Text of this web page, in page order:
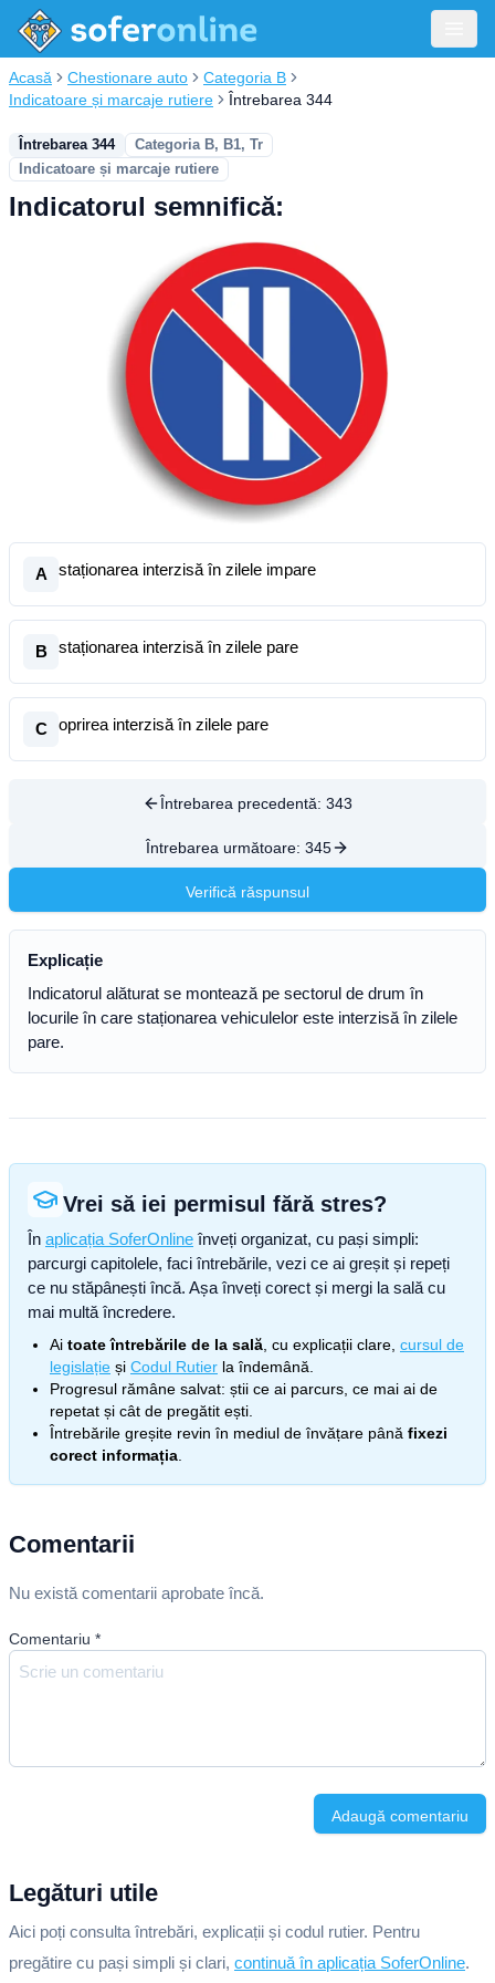
Acasă Chestionare auto
Categoria B
Indicatoare și marcaje rutiere
Întrebarea 344
Întrebarea 344
Categoria B, B1, Tr
Indicatoare și marcaje rutiere
Indicatorul semnifică:
A staționarea interzisă în zilele impare
B staționarea interzisă în zilele pare
C oprirea interzisă în zilele pare
Întrebarea precedentă: 343
Întrebarea următoare: 345
Verifică răspunsul
Explicație
Indicatorul alăturat se montează pe sectorul de drum în
locurile în care staționarea vehiculelor este interzisă în zilele
pare.
Vrei să iei permisul fără stres?
În aplicația SoferOnline înveți organizat, cu pași simpli:
parcurgi capitolele, faci întrebările, vezi ce ai greșit și repeți
ce nu stăpânești încă. Așa înveți corect și mergi la sală cu
mai multă încredere.
Ai toate întrebările de la sală , cu explicații clare, cursul de
legislație și Codul Rutier la îndemână.
Progresul rămâne salvat: știi ce ai parcurs, ce mai ai de
repetat și cât de pregătit ești.
Întrebările greșite revin în mediul de învățare până fixezi
corect informația
Comentarii
Nu există comentarii aprobate încă.
Comentariu *
Adaugă comentariu
Legături utile
Aici poți consulta întrebări, explicații și codul rutier. Pentru
pregătire cu pași simpli și clari, continuă în aplicația SoferOnline.